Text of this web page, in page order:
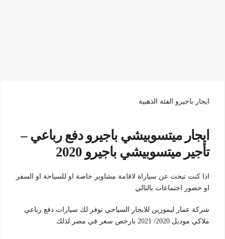
ايجار باجيرو الفئة الذهبية
ايجار ميتسوبيشي باجيرو دفع رباعي –
تأجير ميتسوبيشي باجيرو 2020
اذا كنت تبحث عن سياراة لاقامة مشاوير خاصة او للسياحة او السفر
او حضور اجتماعات بالتالي
شركة عمار ليموزين للايجار السياحي توفر لك سيارات دفع رباعي
ملاكي موديل 2020/ 2021 بارخص سعر في مصر لذلك